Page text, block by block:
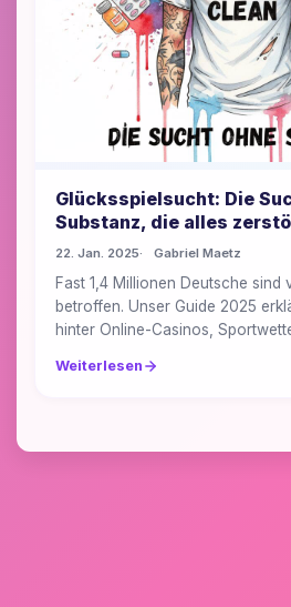
Glücksspielsucht: Die
Substanz, die alles
22. Jan. 2025 Gabriel Maetz
Fast 1,4 Millionen Deutsche sind
betroffen. Unser Guide 2025
hinter Online-Casinos,
Weiterlesen